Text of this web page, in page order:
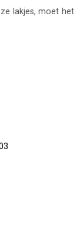
uit. Ik draag
Bourjois, Grey
lakjes, moet het